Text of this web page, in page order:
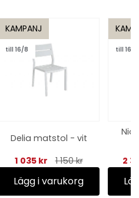
KAMPANJ
till 16/8
Delia matstol - vit
1 035 kr
1 150 kr
Lägg i varukorg
till 16/8
2